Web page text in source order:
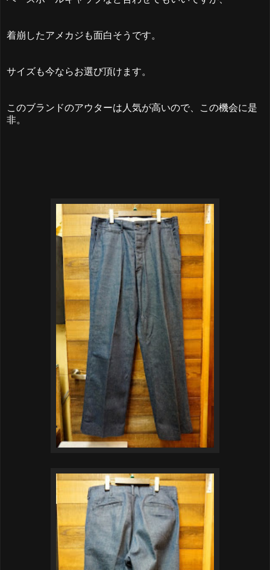
着崩したアメカジも面白そうです。
サイズも今ならお選び頂けます。
このブランドのアウターは人気が高いので、この機会に是
非。